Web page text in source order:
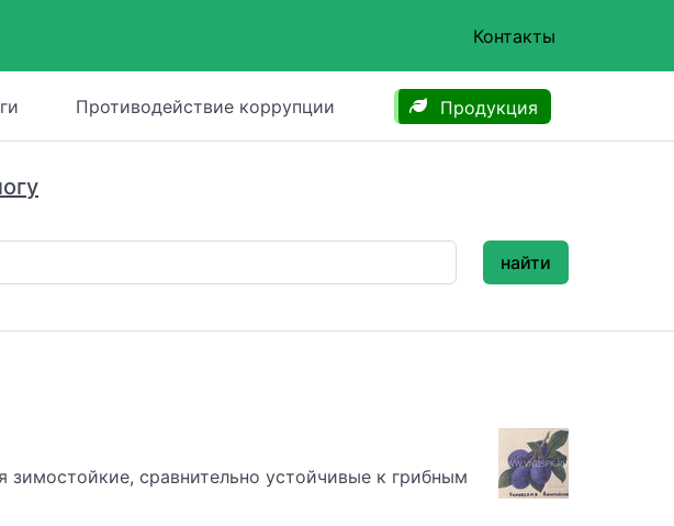
Контакты
Противодействие коррупции Продукция
найти
сравнительно устойчивые к грибным